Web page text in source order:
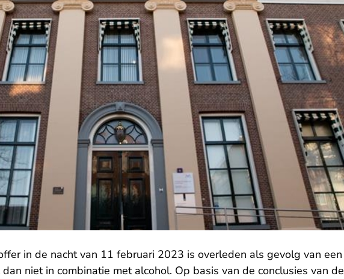
in de nacht van 11 februari 2023 is overleden als gevolg van een
niet in combinatie met alcohol. Op basis van de conclusies van de